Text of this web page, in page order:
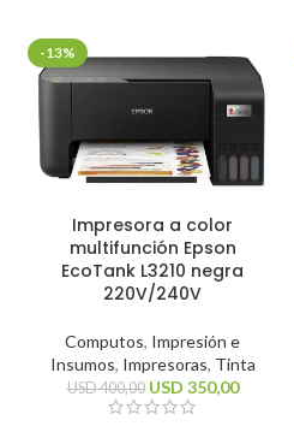
-13%
Impresora a color
multifunción Epson
EcoTank L3210 negra
220V/240V
Computos, Impresión e
Insumos, Impresoras, Tinta
USD400,00 USD 350,00